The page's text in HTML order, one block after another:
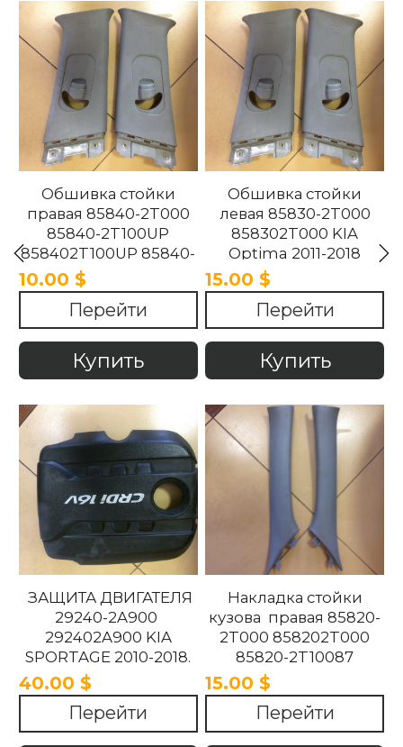
Обшивка стойки
правая 85840-2T000
85840-2T100UP
858402T100UP 85840-
2T100UP KIA Optima
2011-2018
10.00 $
Перейти
Купить
Обшивка стойки
левая 85830-2T000
858302T000 KIA
Optima 2011-2018
15.00 $
Перейти
Купить
ЗАЩИТА ДВИГАТЕЛЯ
29240-2A900
292402A900 KIA
SPORTAGE 2010-2018.
40.00 $
Перейти
Накладка стойки
кузова правая 85820-
2T000 858202T000
85820-2T10087
858202T10087 85820-
2T100UP
858202T100UP Kia
Optima 2010 -2015
15.00 $
Перейти